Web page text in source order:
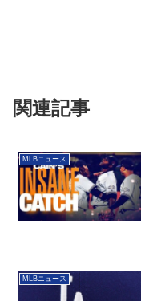
関連記事
MLBニュース
MLBニュース